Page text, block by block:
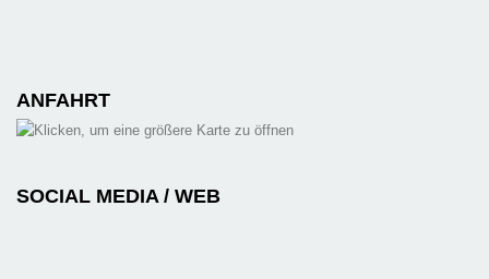
ANFAHRT
SOCIAL MEDIA / WEB